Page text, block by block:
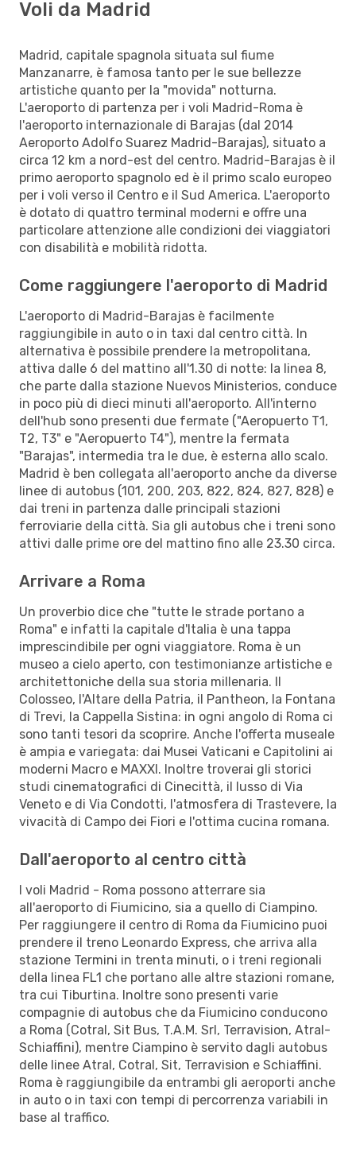
Voli da Madrid
Madrid, capitale spagnola situata sul fiume
Manzanarre, è famosa tanto per le sue bellezze
artistiche quanto per la "movida" notturna.
L'aeroporto di partenza per i voli Madrid-Roma è
l'aeroporto internazionale di Barajas (dal 2014
Aeroporto Adolfo Suarez Madrid-Barajas), situato a
circa 12 km a nord-est del centro. Madrid-Barajas è il
primo aeroporto spagnolo ed è il primo scalo europeo
per i voli verso il Centro e il Sud America. L'aeroporto
è dotato di quattro terminal moderni e offre una
particolare attenzione alle condizioni dei viaggiatori
con disabilità e mobilità ridotta.
Come raggiungere l'aeroporto di Madrid
L'aeroporto di Madrid-Barajas è facilmente
raggiungibile in auto o in taxi dal centro città. In
alternativa è possibile prendere la metropolitana,
attiva dalle 6 del mattino all'1.30 di notte: la linea 8,
che parte dalla stazione Nuevos Ministerios, conduce
in poco più di dieci minuti all'aeroporto. All'interno
dell'hub sono presenti due fermate ("Aeropuerto T1,
T2, T3" e "Aeropuerto T4"), mentre la fermata
"Barajas", intermedia tra le due, è esterna allo scalo.
Madrid è ben collegata all'aeroporto anche da diverse
linee di autobus (101, 200, 203, 822, 824, 827, 828) e
dai treni in partenza dalle principali stazioni
ferroviarie della città. Sia gli autobus che i treni sono
attivi dalle prime ore del mattino fino alle 23.30 circa.
Arrivare a Roma
Un proverbio dice che "tutte le strade portano a
Roma" e infatti la capitale d'Italia è una tappa
imprescindibile per ogni viaggiatore. Roma è un
museo a cielo aperto, con testimonianze artistiche e
architettoniche della sua storia millenaria. Il
Colosseo, l'Altare della Patria, il Pantheon, la Fontana
di Trevi, la Cappella Sistina: in ogni angolo di Roma ci
sono tanti tesori da scoprire. Anche l'offerta museale
è ampia e variegata: dai Musei Vaticani e Capitolini ai
moderni Macro e MAXXI. Inoltre troverai gli storici
studi cinematografici di Cinecittà, il lusso di Via
Veneto e di Via Condotti, l'atmosfera di Trastevere, la
vivacità di Campo dei Fiori e l'ottima cucina romana.
Dall'aeroporto al centro città
I voli Madrid - Roma possono atterrare sia
all'aeroporto di Fiumicino, sia a quello di Ciampino.
Per raggiungere il centro di Roma da Fiumicino puoi
prendere il treno Leonardo Express, che arriva alla
stazione Termini in trenta minuti, o i treni regionali
della linea FL1 che portano alle altre stazioni romane,
tra cui Tiburtina. Inoltre sono presenti varie
compagnie di autobus che da Fiumicino conducono
a Roma (Cotral, Sit Bus, T.A.M. Srl, Terravision, Atral-
Schiaffini), mentre Ciampino è servito dagli autobus
delle linee Atral, Cotral, Sit, Terravision e Schiaffini.
Roma è raggiungibile da entrambi gli aeroporti anche
in auto o in taxi con tempi di percorrenza variabili in
base al traffico.